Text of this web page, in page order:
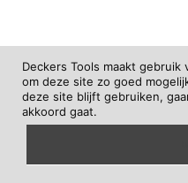
Deckers Tools maakt gebruik
om deze site zo goed
deze site blijft gebruiken,
akkoord gaat.